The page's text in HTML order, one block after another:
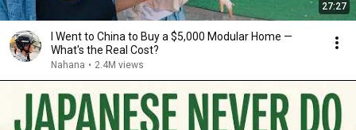
27:27
I Went to China to Buy a $5,000 Modular Home —
What's the Real Cost?
Nahana • 2.4M views